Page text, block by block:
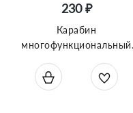
230 ₽
Карабин
многофункциональный
Naturehike NH20GS004 S-
Type 5 см, 2шт